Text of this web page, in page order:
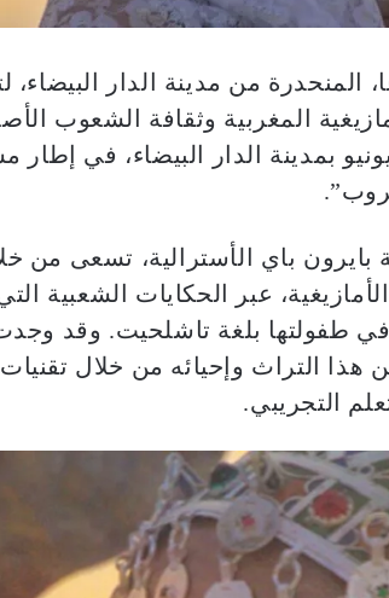
المنحدرة من مدينة الدار
المغربية وثقافة الشعوب
الأسترالية، وذلك يوم الخميس 12 يونيو بمدينة الدار البيضاء،
باي الأسترالية، تسعى من
عبر الحكايات الشعبية
في طفولتها بلغة تاشلحيت. وقد
هذا التراث وإحيائه من خلال
التجريبي.